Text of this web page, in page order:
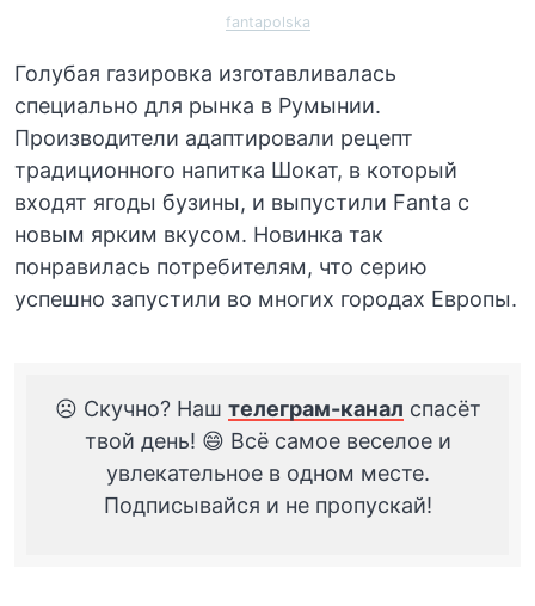
fantapolska
Голубая газировка изготавливалась
специально для рынка в Румынии.
Производители адаптировали рецепт
традиционного напитка Шокат, в который
входят ягоды бузины, и выпустили Fanta с
новым ярким вкусом. Новинка так
понравилась потребителям, что серию
успешно запустили во многих городах Европы.
☹️ Скучно? Наш телеграм-канал спасёт
твой день! 😄 Всё самое веселое и
увлекательное в одном месте.
Подписывайся и не пропускай!